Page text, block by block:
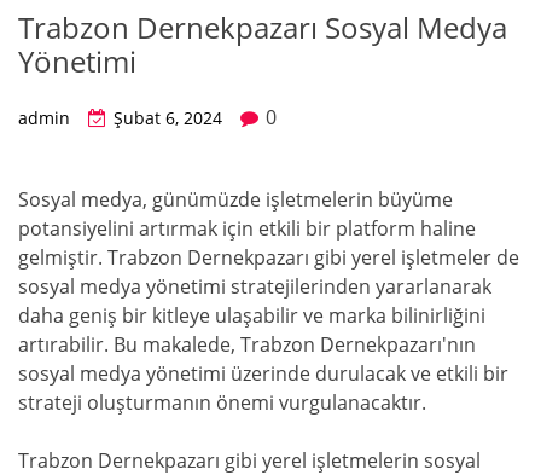
Trabzon Dernekpazarı Sosyal Medya
Yönetimi
admin Şubat 6, 2024 0
Sosyal medya, günümüzde işletmelerin büyüme
potansiyelini artırmak için etkili bir platform haline
gelmiştir. Trabzon Dernekpazarı gibi yerel işletmeler de
sosyal medya yönetimi stratejilerinden yararlanarak
daha geniş bir kitleye ulaşabilir ve marka bilinirliğini
artırabilir. Bu makalede, Trabzon Dernekpazarı'nın
sosyal medya yönetimi üzerinde durulacak ve etkili bir
strateji oluşturmanın önemi vurgulanacaktır.
Trabzon Dernekpazarı gibi yerel işletmelerin sosyal